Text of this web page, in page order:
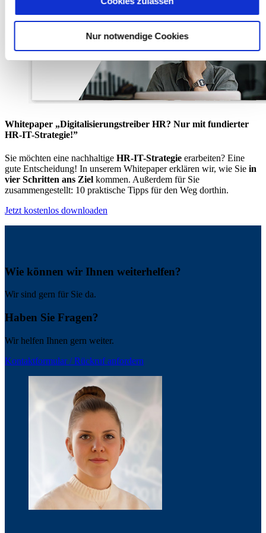
Informationen entnehmen Sie unserer
Datenschutzerklärung für diese Website.
Nur notwendige Cookies
Whitepaper „Digitalisierungstreiber HR? Nur mit fundierter
HR-IT-Strategie!”
Sie möchten eine nachhaltige HR-IT-Strategie erarbeiten? Eine
gute Entscheidung! In unserem Whitepaper erklären wir, wie Sie in
vier Schritten ans Ziel kommen. Außerdem für Sie
zusammengestellt: 10 praktische Tipps für den Weg dorthin.
Jetzt kostenlos downloaden
Wie können wir Ihnen weiterhelfen?
Wir sind gern für Sie da.
Haben Sie Fragen?
Wir helfen Ihnen gern weiter.
Kontaktformular / Rückruf anfordern